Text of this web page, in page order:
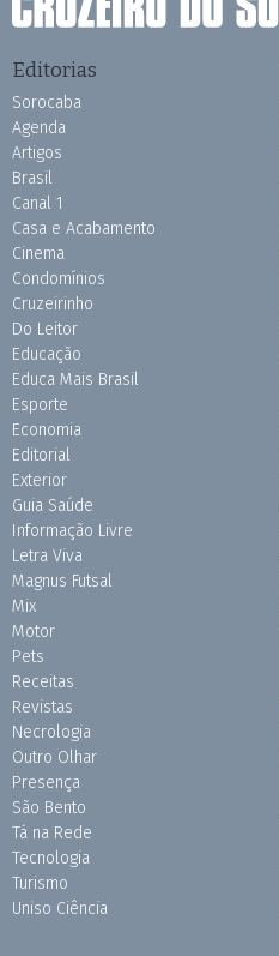
Editorias
Sorocaba
Agenda
Artigos
Brasil
Canal 1
Casa e Acabamento
Cinema
Condomínios
Cruzeirinho
Do Leitor
Educação
Educa Mais Brasil
Esporte
Economia
Editorial
Exterior
Guia Saúde
Informação Livre
Letra Viva
Magnus Futsal
Mix
Motor
Pets
Receitas
Revistas
Necrologia
Outro Olhar
Presença
São Bento
Tá na Rede
Tecnologia
Turismo
Uniso Ciência